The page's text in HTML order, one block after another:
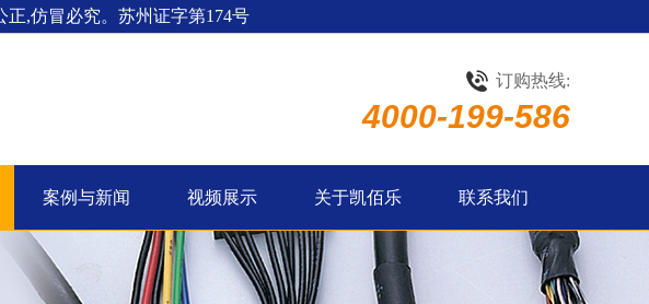
,仿冒必究。苏州证字第174号
订购热线:
4000-199-586
案例与新闻 视频展示 关于凯佰乐 联系我们